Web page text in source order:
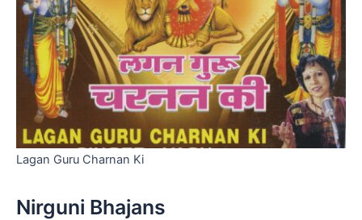
Lagan Guru Charnan Ki
Nirguni Bhajans